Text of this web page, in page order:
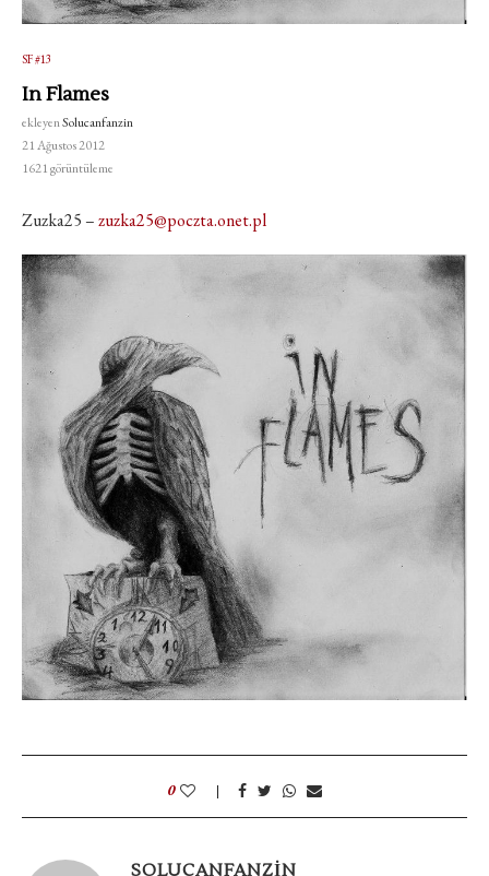
SF #13
In Flames
ekleyenSolucanfanzin
21 Ağustos 2012
1621görüntüleme
Zuzka25 –zuzka25@poczta.onet.pl
0
SOLUCANFANZIN